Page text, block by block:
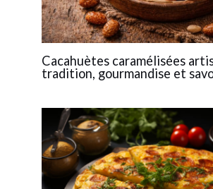
Cacahuètes caramélisées
tradition, gourmandise et